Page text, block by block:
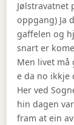
Jølstravatnet
oppgang) Ja
gaffelen og
snart er
Men livet må
e da no ikkje
Her ved
hin dagen
fram at ein